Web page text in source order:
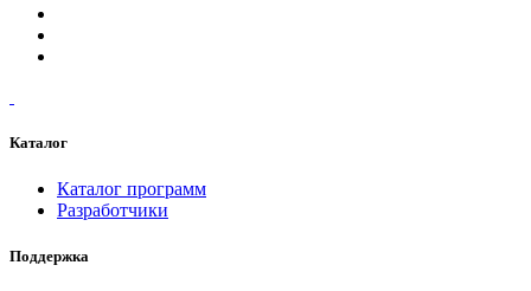
Каталог
Каталог программ
Разработчики
Поддержка